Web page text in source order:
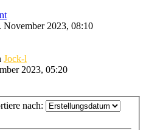
November 2023, 08:10
Jock-l
2023, 05:20
nach: